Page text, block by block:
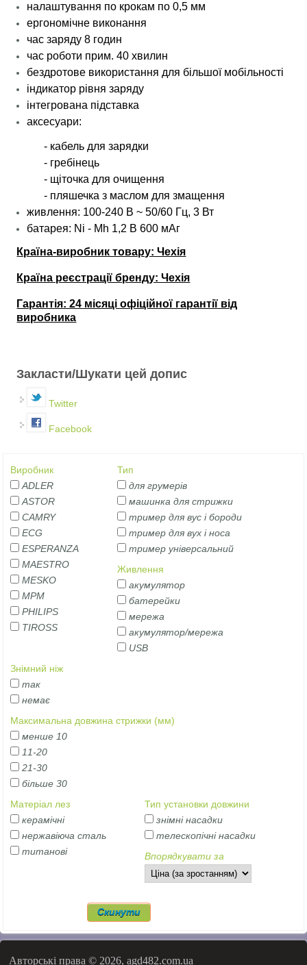
налаштування по крокам по 0,5 мм
ергономічне виконання
час заряду 8 годин
час роботи прим. 40 хвилин
бездротове використання для більшої мобільності
індикатор рівня заряду
інтегрована підставка
аксесуари:
- кабель для зарядки
- гребінець
- щіточка для очищення
- пляшечка з маслом для змащення
живлення: 100-240 В ~ 50/60 Гц, 3 Вт
батарея: Ni - Mh 1,2 В 600 мАг
Країна-виробник товару: Чехія
Країна реєстрації бренду: Чехія
Гарантія: 24 місяці офіційної гарантії від
виробника
Закласти/Шукати цей допис
Twitter
Facebook
Виробник
ADLER
ASTOR
CAMRY
ECG
ESPERANZA
MAESTRO
MESKO
MPM
PHILIPS
TIROSS
Тип
для грумерів
машинка для стрижки
тример для вус і бороди
тример для вух і носа
тример універсальний
Живлення
акумулятор
батерейки
мережа
акумулятор/мережа
USB
Знімний ніж
так
немає
Максимальна довжина стрижки (мм)
менше 10
11-20
21-30
більше 30
Матеріал лез
керамічні
нержавіюча сталь
титанові
Тип установки довжини
знімні насадки
телескопічні насадки
Впорядкувати за
Авторські права © 2026, agd482.com.ua